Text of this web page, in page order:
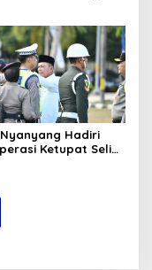
Hadiri
Ketupat Seligi